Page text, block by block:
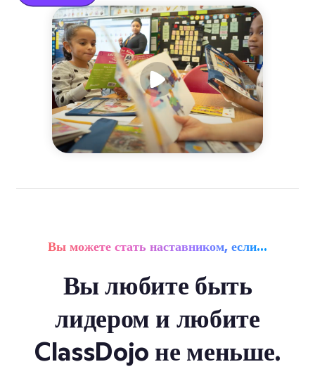
Вы можете стать наставником, если…
Вы любите быть
лидером и любите
ClassDojo не меньше.